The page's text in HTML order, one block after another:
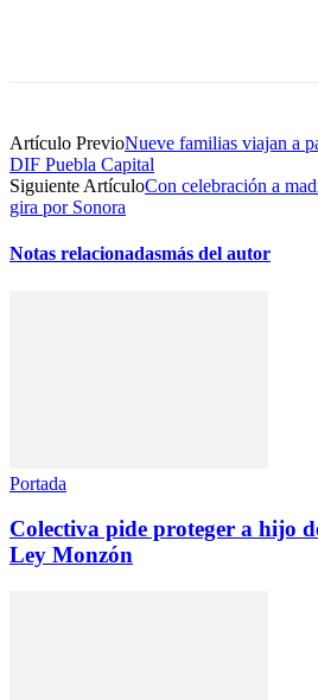
Artículo PrevioNueve familias viajan a
DIF Puebla Capital
Siguiente ArtículoCon celebración a
gira por Sonora
Notas relacionadasmás del autor
Portada
Colectiva pide proteger a hijo
Ley Monzón